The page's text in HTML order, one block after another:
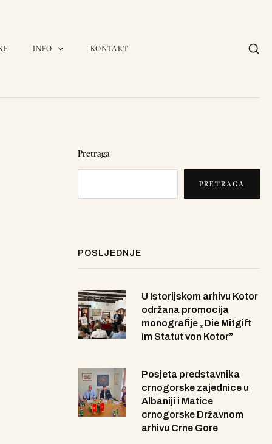
INFO KONTAKT
Pretraga
PRETRAGA
POSLJEDNJE
U Istorijskom arhivu Kotor
održana promocija
monografije „Die Mitgift
im Statut von Kotor”
Posjeta predstavnika
crnogorske zajednice u
Albaniji i Matice
crnogorske Državnom
arhivu Crne Gore